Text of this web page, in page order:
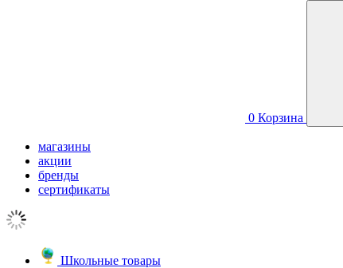
0 Корзина
магазины
акции
бренды
сертификаты
Школьные товары